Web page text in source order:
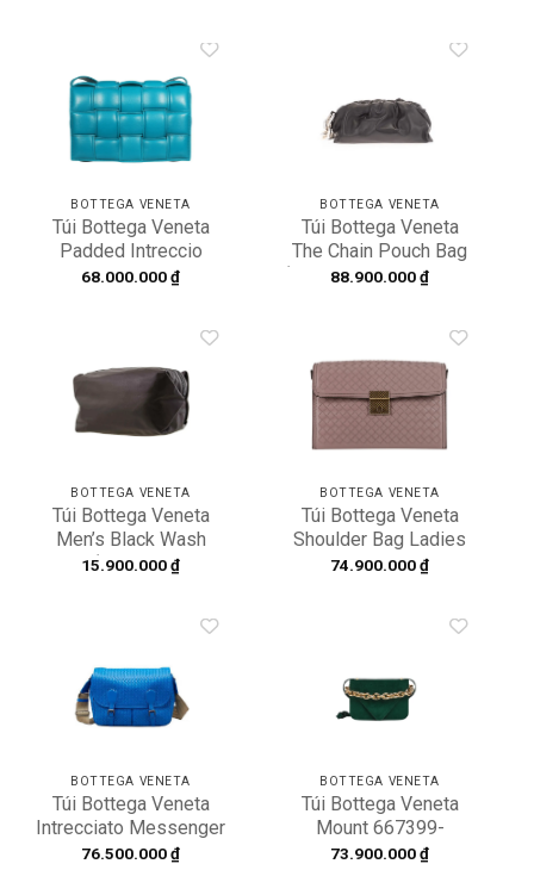
Add to
wishlist
BOTTEGA VENETA
Túi Bottega Veneta
Padded Intreccio
Leather Ccross-body
68.000.000₫
wishlist
BOTTEGA VENETA
Túi Bottega Veneta
The Chain Pouch Bag
‘Black’ 620230VCP40-
88.900.000₫
Add to
wishlist
BOTTEGA VENETA
Túi Bottega Veneta
Men’s Black Wash
Pouch ‘Black’ 629675-
15.900.000₫
Add to
wishlist
BOTTEGA VENETA
Túi Bottega Veneta
Shoulder Bag Ladies
463700-VAUQ3-5788
74.900.000₫
wishlist
BOTTEGA VENETA
Túi Bottega Veneta
Intrecciato Messenger
Bag in Blue 355784-
76.500.000₫
BOTTEGA VENETA
Túi Bottega Veneta
Mount 667399-
V09C1-3041
73.900.000₫